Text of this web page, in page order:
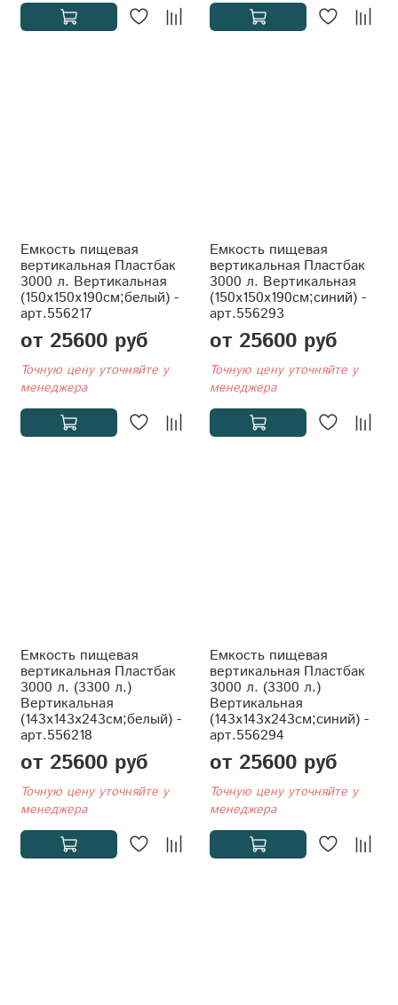
Емкость пищевая
вертикальная Пластбак
3000 л. Вертикальная
(150x150x190см;белый) -
арт.556217
от 25600 руб
Точную цену уточняйте у
менеджера
Емкость пищевая
вертикальная Пластбак
3000 л. Вертикальная
(150x150x190см;синий) -
арт.556293
от 25600 руб
Точную цену уточняйте у
менеджера
Емкость пищевая
вертикальная Пластбак
3000 л. (3300 л.)
Вертикальная
(143x143x243см;белый) -
арт.556218
от 25600 руб
Точную цену уточняйте у
менеджера
Емкость пищевая
вертикальная Пластбак
3000 л. (3300 л.)
Вертикальная
(143x143x243см;синий) -
арт.556294
от 25600 руб
Точную цену уточняйте у
менеджера